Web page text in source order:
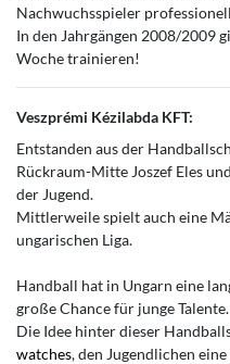
Nachwuchsspieler
In den Jahrgängen 2008/2009
Woche trainieren!
Veszprémi Kézilabda KFT:
Entstanden aus der
Rückraum-Mitte Joszef Eles
der Jugend.
Mittlerweile spielt auch eine
ungarischen Liga.
Handball hat in Ungarn eine
große Chance für junge Talente.
Die Idee hinter dieser
watches, den Jugendlichen